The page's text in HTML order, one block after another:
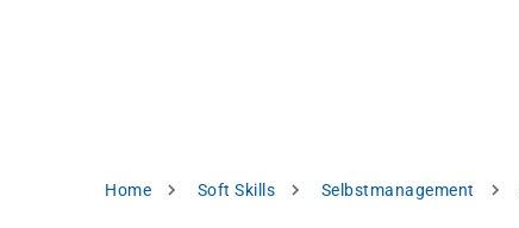
Breadcrumb
Home Soft Skills Selbstmanagement